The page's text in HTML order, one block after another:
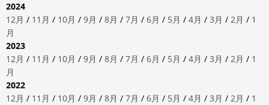
2024
12月 / 11月 / 10月 / 9月 / 8月 / 7月 / 6月 / 5月 / 4月 / 3月 / 2月 / 1
月
2023
12月 / 11月 / 10月 / 9月 / 8月 / 7月 / 6月 / 5月 / 4月 / 3月 / 2月 / 1
月
2022
12月 / 11月 / 10月 / 9月 / 8月 / 7月 / 6月 / 5月 / 4月 / 3月 / 2月 / 1